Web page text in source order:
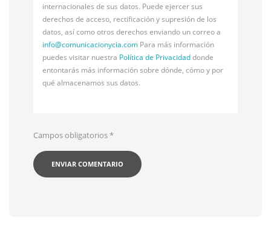
internacionales de sus datos. Puede ejercer sus
derechos de acceso, rectificación y supresión de los
datos, así como otros derechos enviando un correo a
info@comunicacionycia.com Para más información
puedes visitar nuestra Política de Privacidaddonde
entontarás más información sobre dónde, cómo y por
qué almacenamos sus datos.
Campos obligatorios*